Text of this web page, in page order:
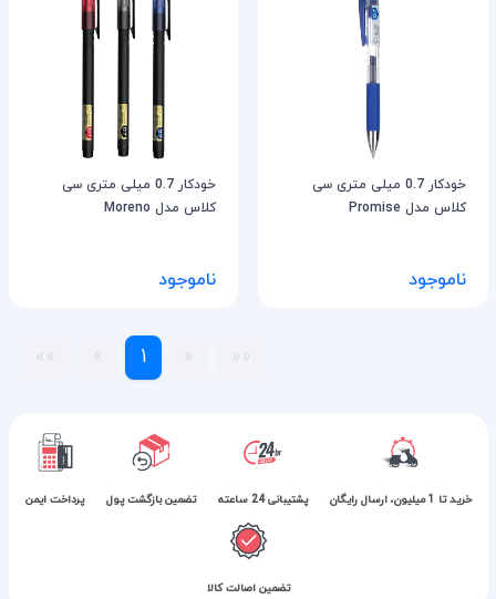
خودکار 0.7 میلی متری سی
کلاس مدل Promise
ناموجود
خودکار 0.7 میلی متری سی
کلاس مدل Moreno
ناموجود
1
خرید تا 1 میلیون، ارسال رایگان پشتیبانی 24 ساعته تضمین بازگشت پول پرداخت ایمن
تضمین اصالت کالا